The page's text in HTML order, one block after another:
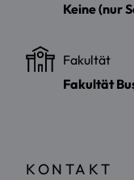
Keine (nur
Fakultät
Fakultät
KONTAKT